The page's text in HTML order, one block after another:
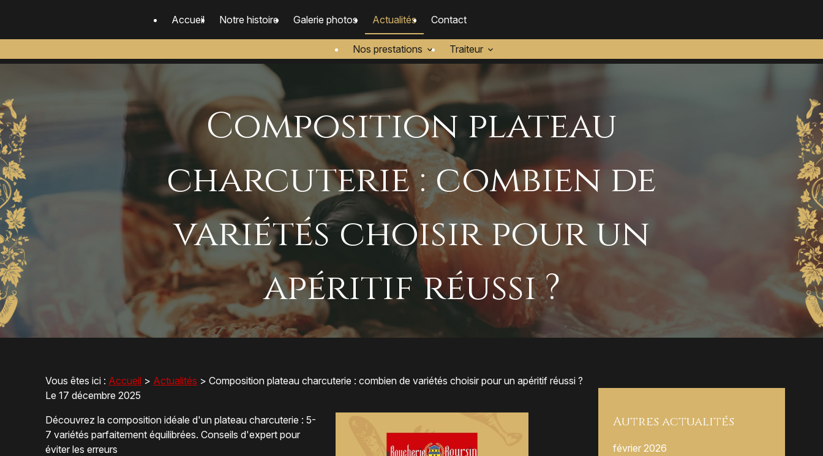
Accueil Notre histoire Galerie photos Actualités Contact
Nos prestations Traiteur
Composition plateau
charcuterie : combien de
variétés choisir pour un
apéritif réussi ?
Vous êtes ici : Accueil > Actualités > Composition plateau charcuterie : combien de variétés choisir pour un apéritif réussi ?
Le17 décembre 2025
Découvrez la composition idéale d'un plateau charcuterie : 5-
7 variétés parfaitement équilibrées. Conseils d'expert pour
éviter les erreurs
Autres actualités
février 2026